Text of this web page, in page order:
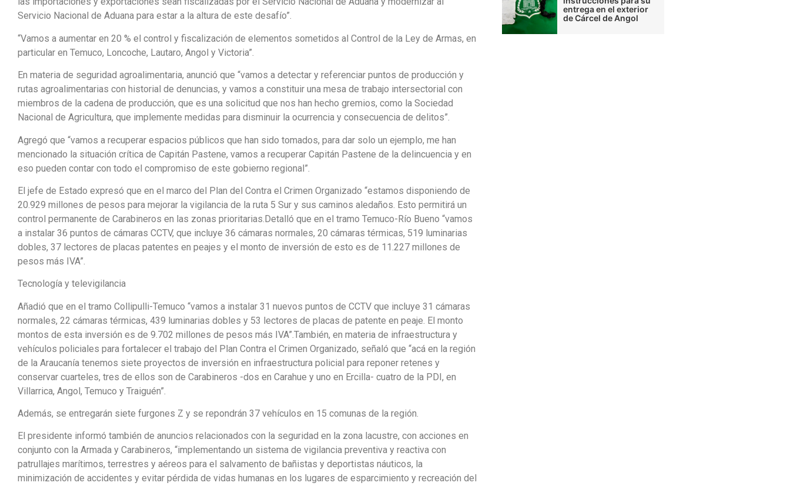
Servicio Nacional de Aduana para estar a la altura de este desafío”.
“Vamos a aumentar en 20 % el control y fiscalización de elementos sometidos al Control de la Ley de Armas, en
particular en Temuco, Loncoche, Lautaro, Angol y Victoria”.
En materia de seguridad agroalimentaria, anunció que “vamos a detectar y referenciar puntos de producción y
rutas agroalimentarias con historial de denuncias, y vamos a constituir una mesa de trabajo intersectorial con
miembros de la cadena de producción, que es una solicitud que nos han hecho gremios, como la Sociedad
Nacional de Agricultura, que implemente medidas para disminuir la ocurrencia y consecuencia de delitos”.
Agregó que “vamos a recuperar espacios públicos que han sido tomados, para dar solo un ejemplo, me han
mencionado la situación crítica de Capitán Pastene, vamos a recuperar Capitán Pastene de la delincuencia y en
eso pueden contar con todo el compromiso de este gobierno regional”.
El jefe de Estado expresó que en el marco del Plan del Contra el Crimen Organizado “estamos disponiendo de
20.929 millones de pesos para mejorar la vigilancia de la ruta 5 Sur y sus caminos aledaños. Esto permitirá un
control permanente de Carabineros en las zonas prioritarias.Detalló que en el tramo Temuco-Río Bueno “vamos
a instalar 36 puntos de cámaras CCTV, que incluye 36 cámaras normales, 20 cámaras térmicas, 519 luminarias
dobles, 37 lectores de placas patentes en peajes y el monto de inversión de esto es de 11.227 millones de
pesos más IVA”.
Tecnología y televigilancia
Añadió que en el tramo Collipulli-Temuco “vamos a instalar 31 nuevos puntos de CCTV que incluye 31 cámaras
normales, 22 cámaras térmicas, 439 luminarias dobles y 53 lectores de placas de patente en peaje. El monto
montos de esta inversión es de 9.702 millones de pesos más IVA”.También, en materia de infraestructura y
vehículos policiales para fortalecer el trabajo del Plan Contra el Crimen Organizado, señaló que “acá en la región
de la Araucanía tenemos siete proyectos de inversión en infraestructura policial para reponer retenes y
conservar cuarteles, tres de ellos son de Carabineros -dos en Carahue y uno en Ercilla- cuatro de la PDI, en
Villarrica, Angol, Temuco y Traiguén”.
Además, se entregarán siete furgones Z y se repondrán 37 vehículos en 15 comunas de la región.
El presidente informó también de anuncios relacionados con la seguridad en la zona lacustre, con acciones en
conjunto con la Armada y Carabineros, “implementando un sistema de vigilancia preventiva y reactiva con
patrullajes marítimos, terrestres y aéreos para el salvamento de bañistas y deportistas náuticos, la
minimización de accidentes y evitar pérdida de vidas humanas en los lugares de esparcimiento y recreación del
entrega en el exterior
de Cárcel de Angol